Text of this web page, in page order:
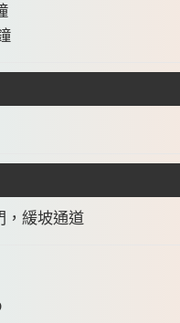
，緩坡通道